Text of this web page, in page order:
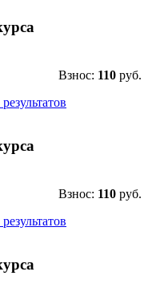
Взнос: 110 руб.
Взнос: 110 руб.